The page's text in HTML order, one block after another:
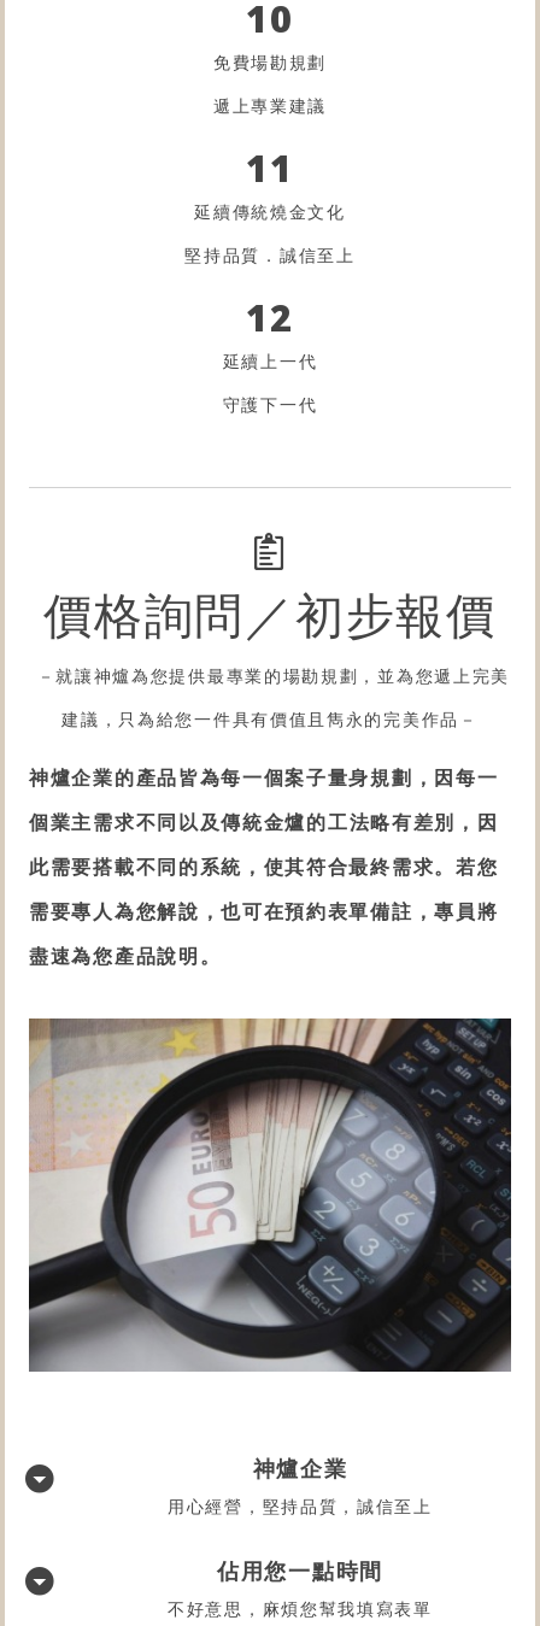
10
免費場勘規劃
遞上專業建議
11
延續傳統燒金文化
堅持品質．誠信至上
12
延續上一代
守護下一代
價格詢問／初步報價
－就讓神爐為您提供最專業的場勘規劃，並為您遞上完美
建議，只為給您一件具有價值且雋永的完美作品－
神爐企業的產品皆為每一個案子量身規劃，因每一
個業主需求不同以及傳統金爐的工法略有差別 ，因
此需要搭載不同的系統，使其符合最終需求。若您
需要專人為您解說，也可在預約表單備註，專員將
盡速為您產品說明。
神爐企業
用心經營，堅持品質，誠信至上
佔用您一點時間
不好意思，麻煩您幫我填寫表單